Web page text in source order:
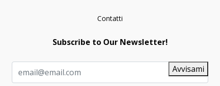
Contatti
Subscribe to Our Newsletter!
Avvisami